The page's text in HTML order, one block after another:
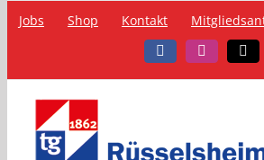
Inhalt
Jobs Shop Kontakt
FacebookInstagram